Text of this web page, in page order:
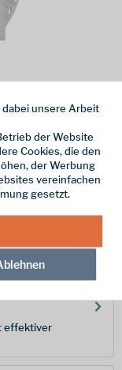
effektiver
dabei unsere Arbeit
der Website
Cookies, die den
der Werbung
vereinfachen
gesetzt.